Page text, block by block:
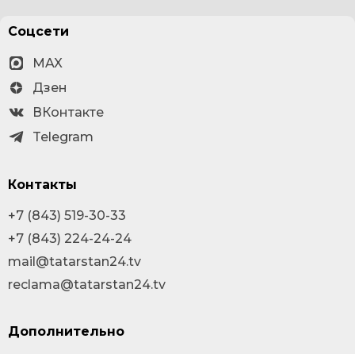
Соцсети
MAX
Дзен
ВКонтакте
Telegram
Контакты
+7 (843) 519-30-33
+7 (843) 224-24-24
mail@tatarstan24.tv
reclama@tatarstan24.tv
Дополнительно